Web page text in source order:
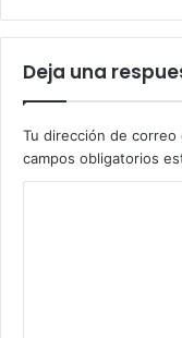
Deja una
Tu dirección de
campos obligatorios